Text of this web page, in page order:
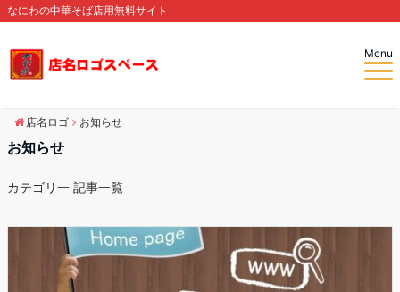
なにわの中華そば店用無料サイト
Menu
店名ロゴ お知らせ
お知らせ
カテゴリ一 記事一覧